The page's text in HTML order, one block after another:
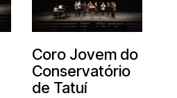
Coro Jovem do
Conservatório
de Tatuí